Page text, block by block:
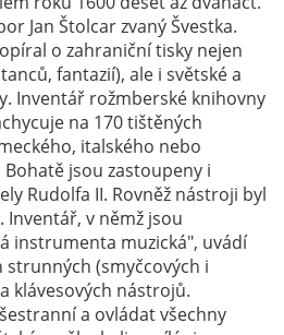
Jan Štolcar zvaný Švestka.
o zahraniční tisky nejen
fantazií), ale i světské a
Inventář rožmberské knihovny
na 170 tištěných
italského nebo
jsou zastoupeny i
Rudolfa II. Rovněž nástroji byl
v němž jsou
instrumenta muzická", uvádí
(smyčcových i
klávesových nástrojů.
a ovládat všechny